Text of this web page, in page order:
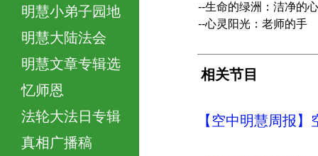
明慧小弟子园地
明慧大陆法会
明慧文章专辑选
忆师恩
法轮大法日专辑
真相广播稿
--生命的绿洲：洁净的
--心灵阳光：老师的手
相关节目
【空中明慧周报